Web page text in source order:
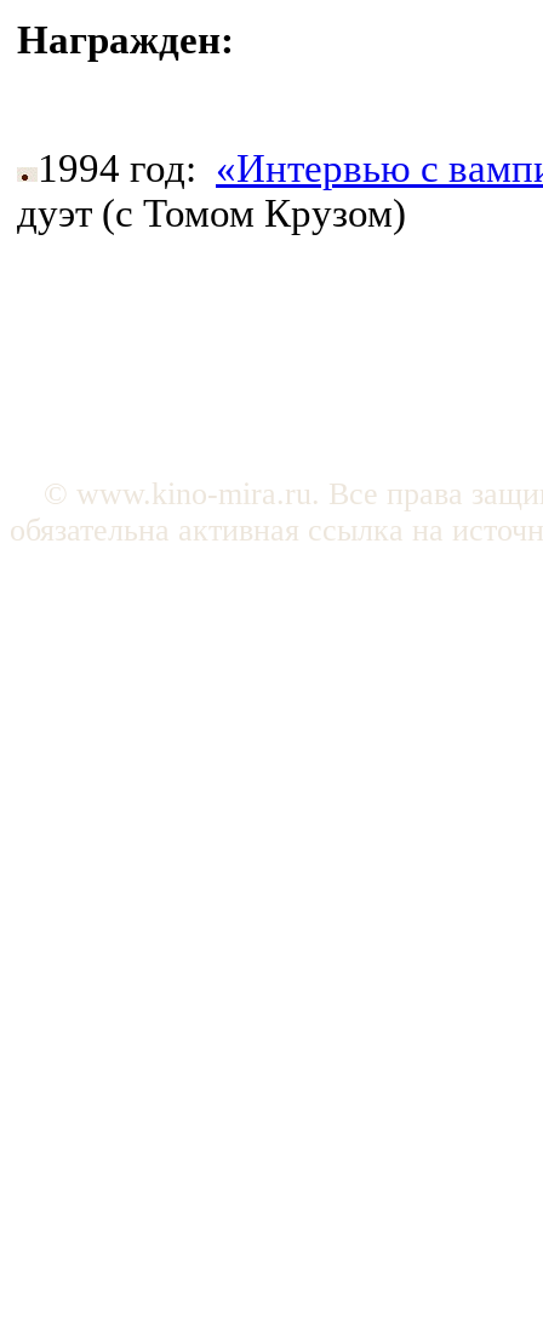
Награжден:
1994 год: «Интервью с
дуэт (с Томом Крузом)
© www.kino-mira.ru. Все права
обязательна активная ссылка на